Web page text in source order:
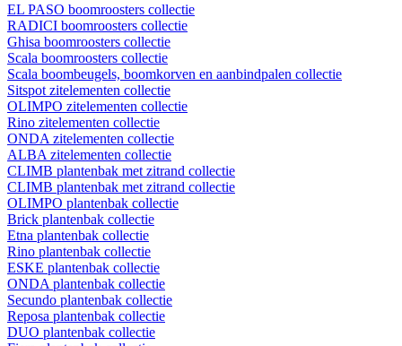
EL PASO boomroosters collectie
RADICI boomroosters collectie
Ghisa boomroosters collectie
Scala boomroosters collectie
Scala boombeugels, boomkorven en aanbindpalen collectie
Sitspot zitelementen collectie
OLIMPO zitelementen collectie
Rino zitelementen collectie
ONDA zitelementen collectie
ALBA zitelementen collectie
CLIMB plantenbak met zitrand collectie
CLIMB plantenbak met zitrand collectie
OLIMPO plantenbak collectie
Brick plantenbak collectie
Etna plantenbak collectie
Rino plantenbak collectie
ESKE plantenbak collectie
ONDA plantenbak collectie
Secundo plantenbak collectie
Reposa plantenbak collectie
DUO plantenbak collectie